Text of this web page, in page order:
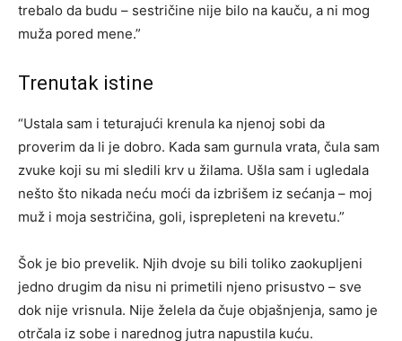
trebalo da budu – sestričine nije bilo na kauču, a ni mog
muža pored mene.”
Trenutak istine
“Ustala sam i teturajući krenula ka njenoj sobi da
proverim da li je dobro. Kada sam gurnula vrata, čula sam
zvuke koji su mi sledili krv u žilama. Ušla sam i ugledala
nešto što nikada neću moći da izbrišem iz sećanja – moj
muž i moja sestričina, goli, isprepleteni na krevetu.”
Šok je bio prevelik. Njih dvoje su bili toliko zaokupljeni
jedno drugim da nisu ni primetili njeno prisustvo – sve
dok nije vrisnula. Nije želela da čuje objašnjenja, samo je
otrčala iz sobe i narednog jutra napustila kuću.